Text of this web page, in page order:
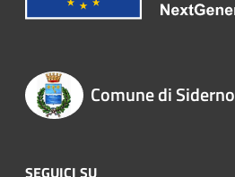
Comune di Siderno